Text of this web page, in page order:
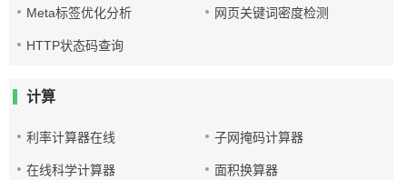
Meta标签优化分析 网页关键词密度检测
HTTP状态码查询
计算
利率计算器在线 子网掩码计算器
在线科学计算器 面积换算器